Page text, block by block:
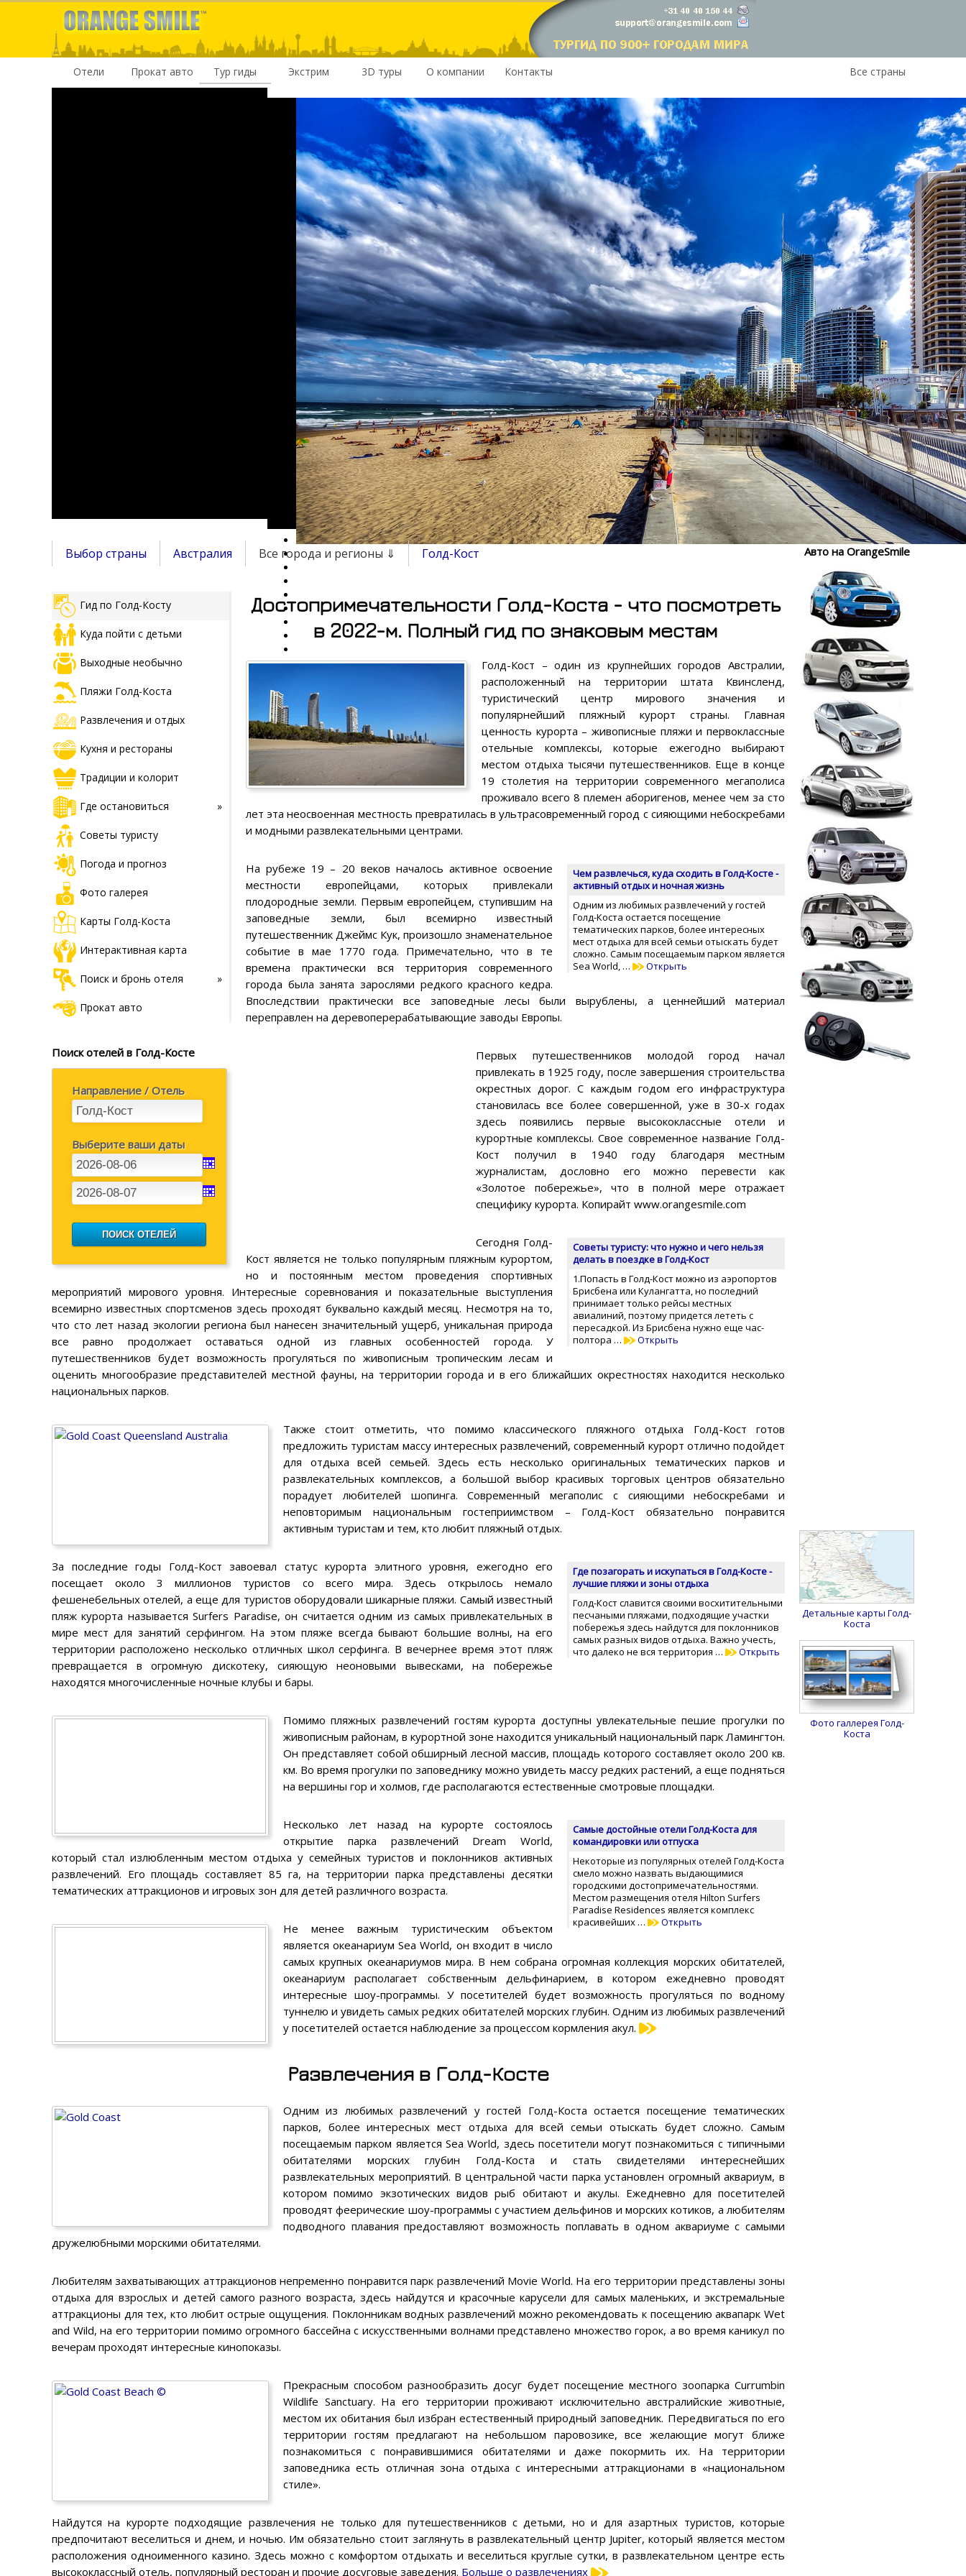
Отели Прокат авто Тур гиды Экстрим 3D туры О компании Контакты Все страны
Выбор страны Австралия Все города и регионы ⇓ Голд-Кост
Гид по Голд-Косту
Куда пойти с детьми
Выходные необычно
Пляжи Голд-Коста
Развлечения и отдых
Кухня и рестораны
Традиции и колорит
Где остановиться
Советы туристу
Погода и прогноз
Фото галерея
Карты Голд-Коста
Интерактивная карта
Поиск и бронь отеля
Прокат авто
Поиск отелей в Голд-Косте
Направление / Отель
Выберите ваши даты
Достопримечательности Голд-Коста - что посмотреть
в 2022-м. Полный гид по знаковым местам
Голд-Кост – один из крупнейших городов Австралии,
расположенный на территории штата Квинсленд,
туристический центр мирового значения и
популярнейший пляжный курорт страны. Главная
ценность курорта – живописные пляжи и первоклассные
отельные комплексы, которые ежегодно выбирают
местом отдыха тысячи путешественников. Еще в конце
19 столетия на территории современного мегаполиса
проживало всего 8 племен аборигенов, менее чем за сто
лет эта неосвоенная местность превратилась в ультрасовременный город с сияющими небоскребами
и модными развлекательными центрами.
Чем развлечься, куда сходить в Голд-Косте -
активный отдых и ночная жизнь
Одним из любимых развлечений у гостей
Голд-Коста остается посещение
тематических парков, более интересных
мест отдыха для всей семьи отыскать будет
сложно. Самым посещаемым парком является
Sea World, …
Открыть
На рубеже 19 – 20 веков началось активное освоение
местности европейцами, которых привлекали
плодородные земли. Первым европейцем, ступившим на
заповедные земли, был всемирно известный
путешественник Джеймс Кук, произошло знаменательное
событие в мае 1770 года. Примечательно, что в те
времена практически вся территория современного
города была занята зарослями редкого красного кедра.
Впоследствии практически все заповедные лесы были вырублены, а ценнейший материал
переправлен на деревоперерабатывающие заводы Европы.
Первых путешественников молодой город начал
привлекать в 1925 году, после завершения строительства
окрестных дорог. С каждым годом его инфраструктура
становилась все более совершенной, уже в 30-х годах
здесь появились первые высококлассные отели и
курортные комплексы. Свое современное название Голд-
Кост получил в 1940 году благодаря местным
журналистам, дословно его можно перевести как
«Золотое побережье», что в полной мере отражает
специфику курорта. Копирайт www.orangesmile.com
Советы туристу: что нужно и чего нельзя
делать в поездке в Голд-Кост
1.Попасть в Голд-Кост можно из аэропортов
Брисбена или Кулангатта, но последний
принимает только рейсы местных
авиалиний, поэтому придется лететь с
пересадкой. Из Брисбена нужно еще час-
полтора …
Открыть
Сегодня Голд-
Кост является не только популярным пляжным курортом,
но и постоянным местом проведения спортивных
мероприятий мирового уровня. Интересные соревнования и показательные выступления
всемирно известных спортсменов здесь проходят буквально каждый месяц. Несмотря на то,
что сто лет назад экологии региона был нанесен значительный ущерб, уникальная природа
все равно продолжает оставаться одной из главных особенностей города. У
путешественников будет возможность прогуляться по живописным тропическим лесам и
оценить многообразие представителей местной фауны, на территории города и в его ближайших окрестностях находится несколько
национальных парков.
Также стоит отметить, что помимо классического пляжного отдыха Голд-Кост готов
предложить туристам массу интересных развлечений, современный курорт отлично подойдет
для отдыха всей семьей. Здесь есть несколько оригинальных тематических парков и
развлекательных комплексов, а большой выбор красивых торговых центров обязательно
порадует любителей шопинга. Современный мегаполис с сияющими небоскребами и
неповторимым национальным гостеприимством – Голд-Кост обязательно понравится
активным туристам и тем, кто любит пляжный отдых.
Где позагорать и искупаться в Голд-Косте -
лучшие пляжи и зоны отдыха
Голд-Кост славится своими восхитительными
песчаными пляжами, подходящие участки
побережья здесь найдутся для поклонников
самых разных видов отдыха. Важно учесть,
что далеко не вся территория …
Открыть
За последние годы Голд-Кост завоевал статус курорта элитного уровня, ежегодно его
посещает около 3 миллионов туристов со всего мира. Здесь открылось немало
фешенебельных отелей, а еще для туристов оборудовали шикарные пляжи. Самый известный
пляж курорта называется Surfers Paradise, он считается одним из самых привлекательных в
мире мест для занятий серфингом. На этом пляже всегда бывают большие волны, на его
территории расположено несколько отличных школ серфинга. В вечернее время этот пляж
превращается в огромную дискотеку, сияющую неоновыми вывесками, на побережье
находятся многочисленные ночные клубы и бары.
Помимо пляжных развлечений гостям курорта доступны увлекательные пешие прогулки по
живописным районам, в курортной зоне находится уникальный национальный парк Ламингтон.
Он представляет собой обширный лесной массив, площадь которого составляет около 200 кв.
км. Во время прогулки по заповеднику можно увидеть массу редких растений, а еще подняться
на вершины гор и холмов, где располагаются естественные смотровые площадки.
Cамые достойные отели Голд-Коста для
командировки или отпуска
Некоторые из популярных отелей Голд-Коста
смело можно назвать выдающимися
городскими достопримечательностями.
Местом размещения отеля Hilton Surfers
Paradise Residences является комплекс
красивейших …
Открыть
Несколько лет назад на курорте состоялось
открытие парка развлечений Dream World,
который стал излюбленным местом отдыха у семейных туристов и поклонников активных
развлечений. Его площадь составляет 85 га, на территории парка представлены десятки
тематических аттракционов и игровых зон для детей различного возраста.
Не менее важным туристическим объектом
является океанариум Sea World, он входит в число
самых крупных океанариумов мира. В нем собрана огромная коллекция морских обитателей,
океанариум располагает собственным дельфинарием, в котором ежедневно проводят
интересные шоу-программы. У посетителей будет возможность прогуляться по водному
туннелю и увидеть самых редких обитателей морских глубин. Одним из любимых развлечений
у посетителей остается наблюдение за процессом кормления акул.
Развлечения в Голд-Косте
Одним из любимых развлечений у гостей Голд-Коста остается посещение тематических
парков, более интересных мест отдыха для всей семьи отыскать будет сложно. Самым
посещаемым парком является Sea World, здесь посетители могут познакомиться с типичными
обитателями морских глубин Голд-Коста и стать свидетелями интереснейших
развлекательных мероприятий. В центральной части парка установлен огромный аквариум, в
котором помимо экзотических видов рыб обитают и акулы. Ежедневно для посетителей
проводят феерические шоу-программы с участием дельфинов и морских котиков, а любителям
подводного плавания предоставляют возможность поплавать в одном аквариуме с самыми
дружелюбными морскими обитателями.
Любителям захватывающих аттракционов непременно понравится парк развлечений Movie World. На его территории представлены зоны
отдыха для взрослых и детей самого разного возраста, здесь найдутся и красочные карусели для самых маленьких, и экстремальные
аттракционы для тех, кто любит острые ощущения. Поклонникам водных развлечений можно рекомендовать к посещению аквапарк Wet
and Wild, на его территории помимо огромного бассейна с искусственными волнами представлено множество горок, а во время каникул по
вечерам проходят интересные кинопоказы.
Прекрасным способом разнообразить досуг будет посещение местного зоопарка Currumbin
Wildlife Sanctuary. На его территории проживают исключительно австралийские животные,
местом их обитания был избран естественный природный заповедник. Передвигаться по его
территории гостям предлагают на небольшом паровозике, все желающие могут ближе
познакомиться с понравившимися обитателями и даже покормить их. На территории
заповедника есть отличная зона отдыха с интересными аттракционами в «национальном
стиле».
Найдутся на курорте подходящие развлечения не только для путешественников с детьми, но и для азартных туристов, которые
предпочитают веселиться и днем, и ночью. Им обязательно стоит заглянуть в развлекательный центр Jupiter, который является местом
расположения одноименного казино. Здесь можно с комфортом отдыхать и веселиться круглые сутки, в развлекательном центре есть
высококлассный отель, популярный ресторан и прочие досуговые заведения. Больше о развлечениях
Авто на OrangeSmile
Детальные карты Голд-
Коста
Фото галлерея Голд-
Коста